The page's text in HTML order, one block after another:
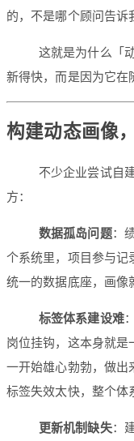
的，不是哪个顾问告诉
这就是为什么「
新得快，而是因为它在
构建动态画像
不少企业尝试自
方：
数据孤岛问题：
个系统里，项目参与记
统一的数据底座，画像
标签体系建设难
岗位挂钩，这本身就是
一开始雄心勃勃，做出
标签失效太快，整个体
更新机制缺失：